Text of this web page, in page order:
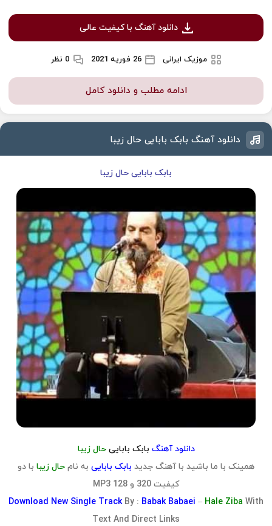
دانلود آهنگ با کیفیت عالی
موزیک ایرانی 26 فوریه 2021 0 نظر
ادامه مطلب و دانلود کامل
دانلود آهنگ بابک بابایی حال زیبا
بابک بابایی حال زیبا
دانلود آهنگ بابک بابایی حال زیبا
همینک با ما باشید با آهنگ جدید بابک بابایی به نام حال زیبا با دو
کیفیت 320 و 128 MP3
Download New Single Track By : Babak Babaei – Hale Ziba With
Text And Direct Links